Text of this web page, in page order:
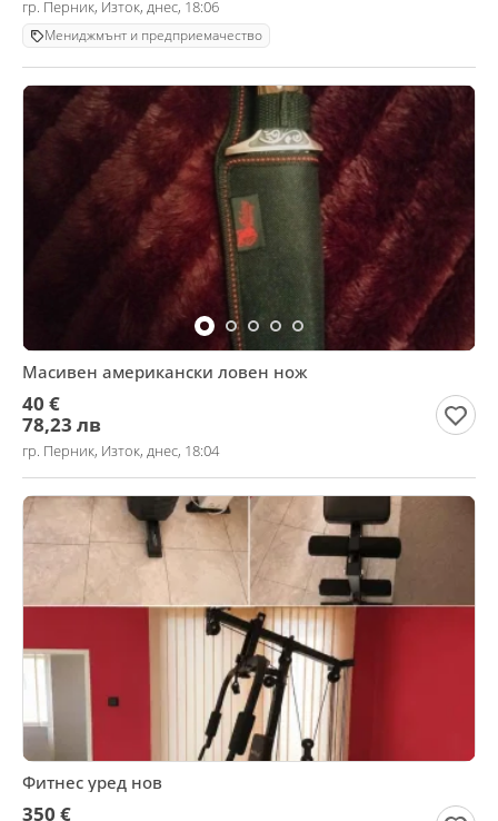
гр. Перник, Изток, днес, 18:06
Мениджмънт и предприемачество
Масивен американски ловен нож
40 €
78,23 лв
гр. Перник, Изток, днес, 18:04
Фитнес уред нов
350 €